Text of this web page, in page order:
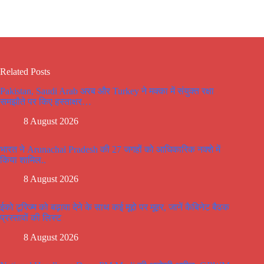
Related Posts
Pakistan, Saudi Arab अरब और Turkey ने मक्का में संयुक्त रक्षा
समझौते पर किए हस्ताक्षर…
8 August 2026
भारत ने Arunachal Pradesh की 27 जगहों को आधिकारिक नक्शे में
किया शामिल..
8 August 2026
ईको टूरिज्म को बढ़ावा देने के साथ कई मूद्दो पर मूहर, जानें कैबिनेट बैठक
प्रस्तावों की लिस्ट
8 August 2026